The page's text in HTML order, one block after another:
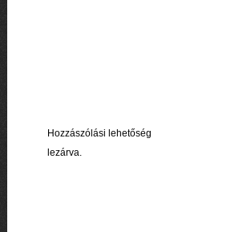
Hozzászólási lehetőség
lezárva.